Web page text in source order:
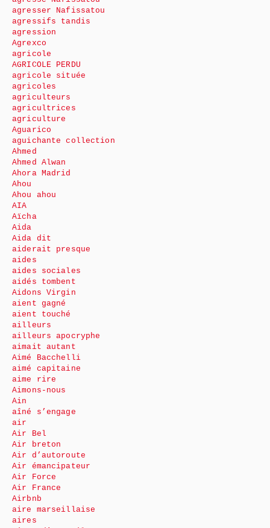
agresser Nafissatou
agressifs tandis
agression
Agrexco
agricole
AGRICOLE PERDU
agricole située
agricoles
agriculteurs
agricultrices
agriculture
Aguarico
aguichante collection
Ahmed
Ahmed Alwan
Ahora Madrid
Ahou
Ahou ahou
AIA
Aïcha
Aida
Aida dit
aiderait presque
aides
aides sociales
aidés tombent
Aidons Virgin
aient gagné
aient touché
ailleurs
ailleurs apocryphe
aimait autant
Aimé Bacchelli
aimé capitaine
aime rire
Aimons-nous
Ain
aîné s’engage
air
Air Bel
Air breton
Air d’autoroute
Air émancipateur
Air Force
Air France
Airbnb
aire marseillaise
aires